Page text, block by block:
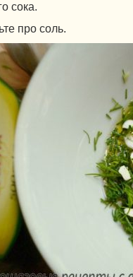
сока.
про соль.